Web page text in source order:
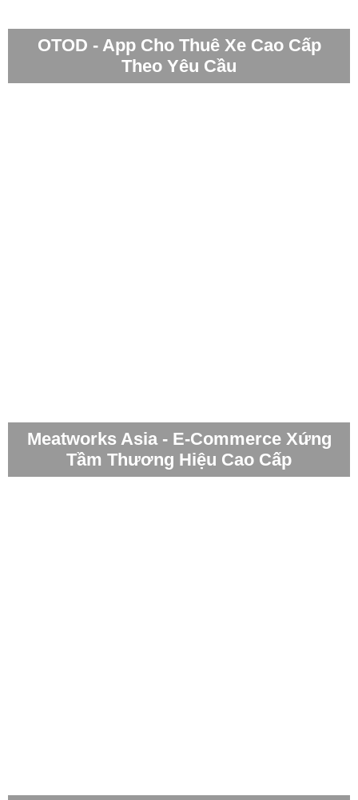
OTOD - App Cho Thuê Xe Cao Cấp
Theo Yêu Cầu
Meatworks Asia - E-Commerce Xứng
Tầm Thương Hiệu Cao Cấp